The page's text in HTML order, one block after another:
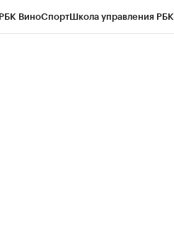
РБК ВиноСпортШкола управления РБК